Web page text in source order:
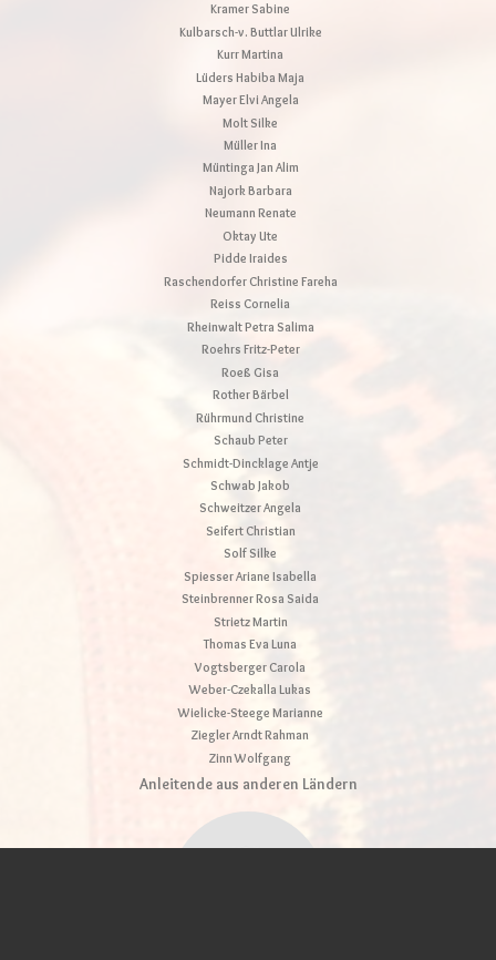
Kramer Sabine
Kulbarsch-v. Buttlar Ulrike
Kurr Martina
Lüders Habiba Maja
Mayer Elvi Angela
Molt Silke
Müller Ina
Müntinga Jan Alim
Najork Barbara
Neumann Renate
Oktay Ute
Pidde Iraides
Raschendorfer Christine Fareha
Reiss Cornelia
Rheinwalt Petra Salima
Roehrs Fritz-Peter
Roeß Gisa
Rother Bärbel
Rührmund Christine
Schaub Peter
Schmidt-Dincklage Antje
Schwab Jakob
Schweitzer Angela
Seifert Christian
Solf Silke
Spiesser Ariane Isabella
Steinbrenner Rosa Saida
Strietz Martin
Thomas Eva Luna
Vogtsberger Carola
Weber-Czekalla Lukas
Wielicke-Steege Marianne
Ziegler Arndt Rahman
Zinn Wolfgang
Anleitende aus anderen Ländern